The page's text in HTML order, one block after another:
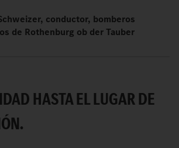
conductor, bomberos
de Rothenburg ob der Tauber
HASTA EL LUGAR DE